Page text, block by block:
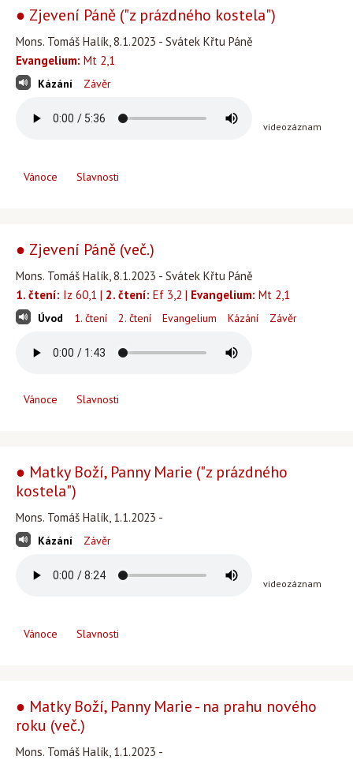
● Zjevení Páně ("z prázdného kostela")
Mons. Tomáš Halík, 8.1.2023 - Svátek Křtu Páně
Evangelium: Mt 2,1
Kázání Závěr
videozáznam
Vánoce Slavnosti
● Zjevení Páně (več.)
Mons. Tomáš Halík, 8.1.2023 - Svátek Křtu Páně
1. čtení: Iz 60,1 | 2. čtení: Ef 3,2 | Evangelium: Mt 2,1
Úvod 1. čtení 2. čtení Evangelium Kázání Závěr
Vánoce Slavnosti
● Matky Boží, Panny Marie ("z prázdného
kostela")
Mons. Tomáš Halík, 1.1.2023 -
Kázání Závěr
videozáznam
Vánoce Slavnosti
● Matky Boží, Panny Marie - na prahu nového
roku (več.)
Mons. Tomáš Halík, 1.1.2023 -